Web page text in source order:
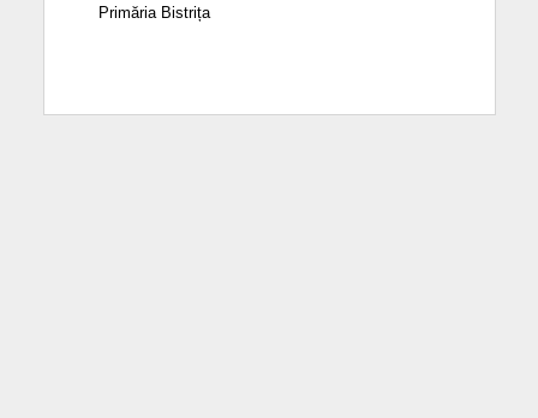
Primăria Bistrița